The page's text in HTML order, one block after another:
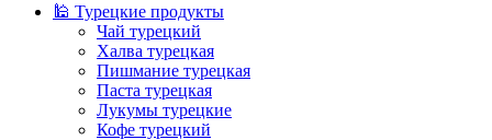
🕌 Турецкие продукты
Чай турецкий
Халва турецкая
Пишмание турецкая
Паста турецкая
Лукумы турецкие
Кофе турецкий